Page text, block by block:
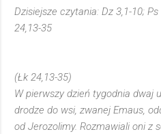
Dzisiejsze czytania: Dz 3,1-10;
24,13-35
(Łk 24,13-35)
W pierwszy dzień tygodnia dwaj
drodze do wsi, zwanej Emaus,
od Jerozolimy. Rozmawiali oni z